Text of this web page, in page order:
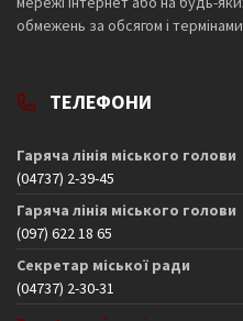
обмежень за обсягом і термінами
ТЕЛЕФОНИ
Гаряча лінія міського голови
(04737) 2-39-45
Гаряча лінія міського голови
(097) 622 18 65
Секретар міської ради
(04737) 2-30-31